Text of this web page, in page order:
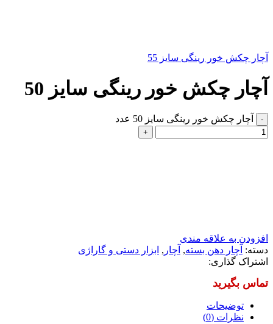
آچار چکش خور رینگی سایز 55
آچار چکش خور رینگی سایز 50
آچار چکش خور رینگی سایز 50 عدد
افزودن به علاقه مندی
دسته: آچار دهن بسته, آچار , ابزار دستی و گاراژی
اشتراک گذاری:
توضیحات
نظرات (0)